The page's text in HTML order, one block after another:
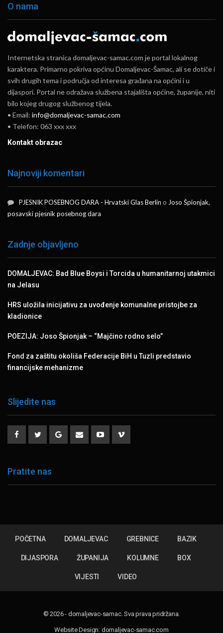
O nama
Internetska stranica domaljevac-samac.com je portal lokalnog
karaktera. Primarno pokriva općinu Domaljevac-Šamac, ali se dotiče i
svih drugih tema i područja od interesa građana na općini i u
dijaspori. Portal ne odražava službena stajališta općine, županije, niti
bilo kojeg drugog službenog tijela.
• Email: info@domaljevac-samac.com
• Telefon: 063 xxx xxx
Kontakt obrazac
Najnoviji komentari
PJESNIK POSEBNOG DARA - Hrvatski Glas Berlin o Joso Špionjak,
posavski pjesnik posebnog dara
Zadnje objavljeno
DOMALJEVAC: Bad Blue Boysi i Torcida u humanitarnoj utakmici
na Jelasu
HRS uložila inicijativu za uvođenje komunalne pristojbe za
kladionice
POEZIJA: Joso Špionjak – “Majčino rodno selo”
Fond za zaštitu okoliša Federacije BiH u Tuzli predstavio
financijske mehanizme
Slijedite nas
Pratite nas
POČETNA DOMALJEVAC GREBNICE BAZIK
DIJASPORA ŽUPANIJA KOLUMNE BOX
VIJESTI VIDEO
© 2026 - domaljevac-samac. Sva prava pridržana.
Website Design: domaljevac-samac.com